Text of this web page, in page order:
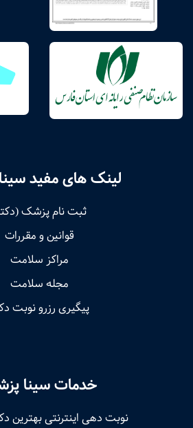
لینک های مفید
ثبت نام پزشک
قوانین و مقررات
مراکز سلامت
مجله سلامت
پیگیری رزرو نوبت
خدمات سینا
نوبت‌ دهی اینترنتی بهترین